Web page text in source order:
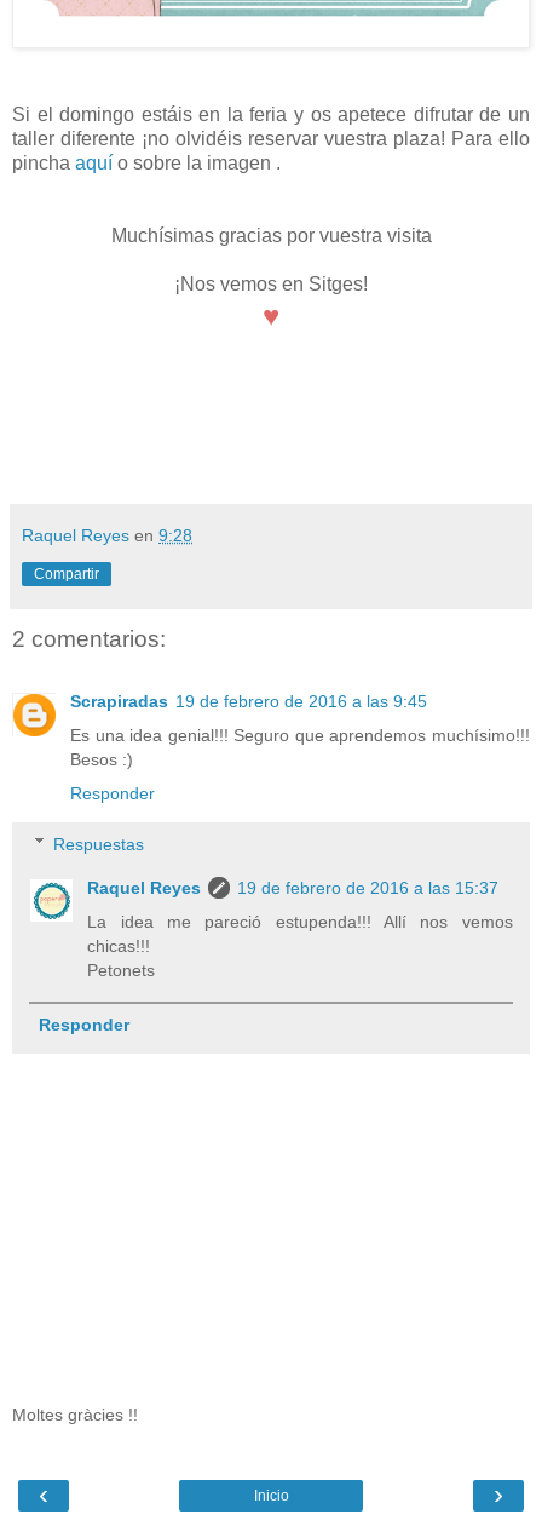
Si el domingo estáis en la feria y os apetece difrutar de un
taller diferente ¡no olvidéis reservar vuestra plaza! Para ello
pincha aquí o sobre la imagen .
Muchísimas gracias por vuestra visita
¡Nos vemos en Sitges!
♥
Raquel Reyes en 9:28
Compartir
2 comentarios:
Scrapiradas 19 de febrero de 2016 a las 9:45
Es una idea genial!!! Seguro que aprendemos muchísimo!!!
Besos :)
Responder
Respuestas
Raquel Reyes
19 de febrero de 2016 a las 15:37
La idea me pareció estupenda!!! Allí nos vemos
chicas!!!
Petonets
Responder
Moltes gràcies !!
‹ ›
Inicio